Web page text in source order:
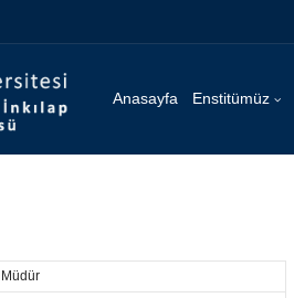
Anasayfa Enstitümüz
Müdür